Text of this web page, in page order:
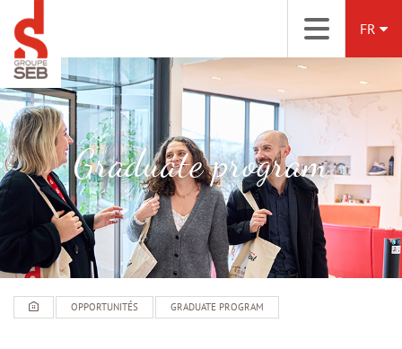
FR
Graduate program
OPPORTUNITÉS GRADUATE PROGRAM